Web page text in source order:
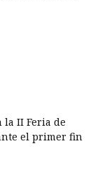
la II Feria de
el primer fin